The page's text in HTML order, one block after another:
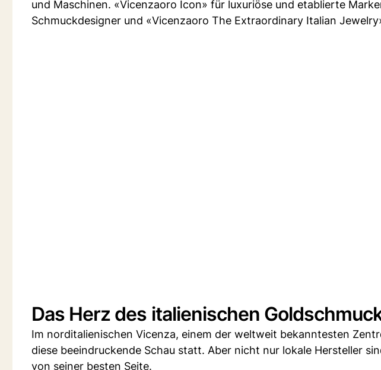
und Maschinen. «Vicenzaoro Icon» für luxuriöse und etablierte
Schmuckdesigner und «Vicenzaoro The Extraordinary Italian
Das Herz des italienischen
Im norditalienischen Vicenza, einem der weltweit bekanntesten
diese beeindruckende Schau statt. Aber nicht nur lokale Hersteller
von seiner besten Seite.